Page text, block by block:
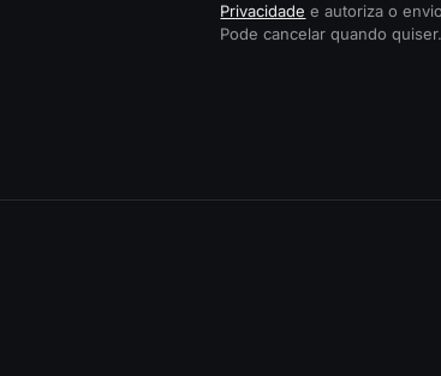
Privacidade e autoriza o
Pode cancelar quando quiser.